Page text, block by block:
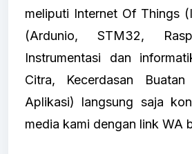
meliputi Internet Of Things
(Ardunio, STM32,
Instrumentasi dan
Citra, Kecerdasan
Aplikasi) langsung saja
media kami dengan link WA